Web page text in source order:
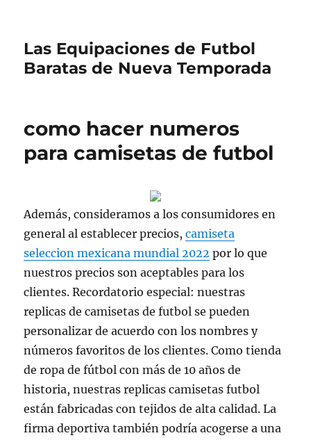
Las Equipaciones de Futbol
Baratas de Nueva Temporada
como hacer numeros
para camisetas de futbol
Además, consideramos a los consumidores en
general al establecer precios,camiseta
seleccion mexicana mundial 2022 por lo que
nuestros precios son aceptables para los
clientes. Recordatorio especial: nuestras
replicas de camisetas de futbol se pueden
personalizar de acuerdo con los nombres y
números favoritos de los clientes. Como tienda
de ropa de fútbol con más de 10 años de
historia, nuestras replicas camisetas futbol
están fabricadas con tejidos de alta calidad. La
firma deportiva también podría acogerse a una